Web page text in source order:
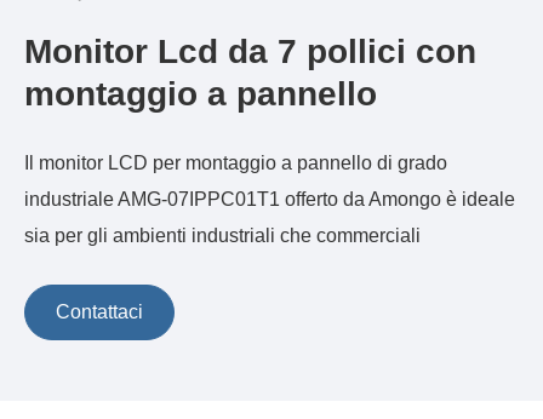
Monitor Lcd da 7 pollici con
montaggio a pannello
Il monitor LCD per montaggio a pannello di grado
industriale AMG-07IPPC01T1 offerto da Amongo è ideale
sia per gli ambienti industriali che commerciali
Contattaci